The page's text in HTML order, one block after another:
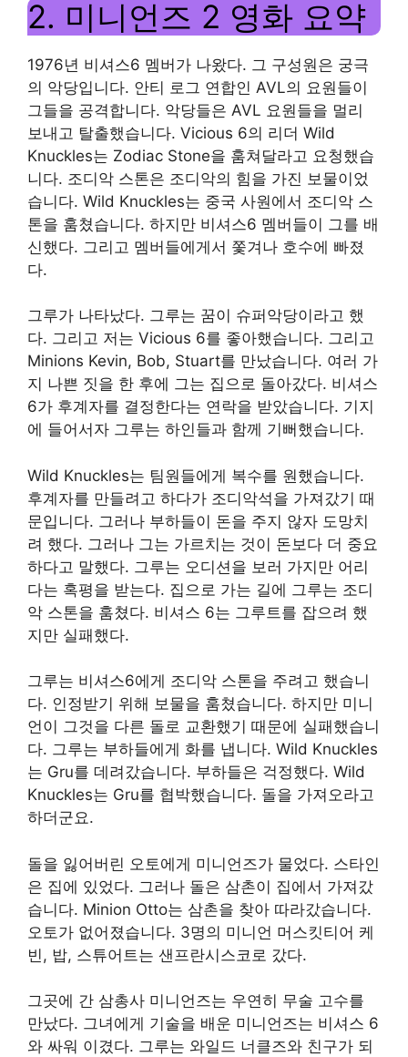
2. 미니언즈 2 영화 요약
1976년 비셔스6 멤버가 나왔다. 그 구성원은 궁극
의 악당입니다. 안티 로그 연합인 AVL의 요원들이
그들을 공격합니다. 악당들은 AVL 요원들을 멀리
보내고 탈출했습니다. Vicious 6의 리더 Wild
Knuckles는 Zodiac Stone을 훔쳐달라고 요청했습
니다. 조디악 스톤은 조디악의 힘을 가진 보물이었
습니다. Wild Knuckles는 중국 사원에서 조디악 스
톤을 훔쳤습니다. 하지만 비셔스6 멤버들이 그를 배
신했다. 그리고 멤버들에게서 쫓겨나 호수에 빠졌
다.
그루가 나타났다. 그루는 꿈이 슈퍼악당이라고 했
다. 그리고 저는 Vicious 6를 좋아했습니다. 그리고
Minions Kevin, Bob, Stuart를 만났습니다. 여러 가
지 나쁜 짓을 한 후에 그는 집으로 돌아갔다. 비셔스
6가 후계자를 결정한다는 연락을 받았습니다. 기지
에 들어서자 그루는 하인들과 함께 기뻐했습니다.
Wild Knuckles는 팀원들에게 복수를 원했습니다.
후계자를 만들려고 하다가 조디악석을 가져갔기 때
문입니다. 그러나 부하들이 돈을 주지 않자 도망치
려 했다. 그러나 그는 가르치는 것이 돈보다 더 중요
하다고 말했다. 그루는 오디션을 보러 가지만 어리
다는 혹평을 받는다. 집으로 가는 길에 그루는 조디
악 스톤을 훔쳤다. 비셔스 6는 그루트를 잡으려 했
지만 실패했다.
그루는 비셔스6에게 조디악 스톤을 주려고 했습니
다. 인정받기 위해 보물을 훔쳤습니다. 하지만 미니
언이 그것을 다른 돌로 교환했기 때문에 실패했습니
다. 그루는 부하들에게 화를 냅니다. Wild Knuckles
는 Gru를 데려갔습니다. 부하들은 걱정했다. Wild
Knuckles는 Gru를 협박했습니다. 돌을 가져오라고
하더군요.
돌을 잃어버린 오토에게 미니언즈가 물었다. 스타인
은 집에 있었다. 그러나 돌은 삼촌이 집에서 가져갔
습니다. Minion Otto는 삼촌을 찾아 따라갔습니다.
오토가 없어졌습니다. 3명의 미니언 머스킷티어 케
빈, 밥, 스튜어트는 샌프란시스코로 갔다.
그곳에 간 삼총사 미니언즈는 우연히 무술 고수를
만났다. 그녀에게 기술을 배운 미니언즈는 비셔스 6
와 싸워 이겼다. 그루는 와일드 너클즈와 친구가 되